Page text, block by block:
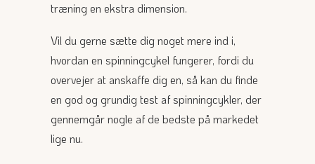
træning en ekstra dimension.
Vil du gerne sætte dig noget mere ind i,
hvordan en spinningcykel fungerer, fordi du
overvejer at anskaffe dig en, så kan du finde
en god og grundig test af spinningcykler, der
gennemgår nogle af de bedste på markedet
lige nu.